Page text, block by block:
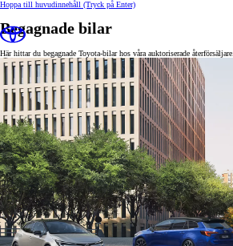
Hoppa till huvudinnehåll (Tryck på Enter)
Begagnade bilar
Här hittar du begagnade Toyota-bilar hos våra auktoriserade återförsäljare.